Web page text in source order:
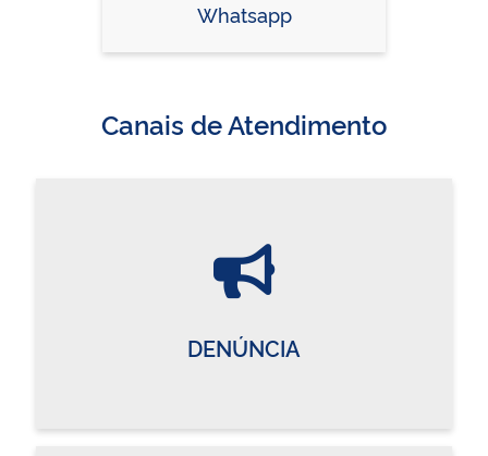
Whatsapp
Canais de Atendimento
DENÚNCIA